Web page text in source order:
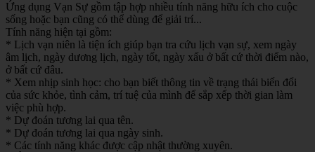
Ứng dụng Vạn Sự gồm tập hợp nhiều tính năng hữu ích cho cuộc
sống hoặc bạn cũng có thể dùng để giải trí...
Tính năng hiện tại gồm:
* Lịch vạn niên là tiện ích giúp bạn tra cứu lịch vạn sự, xem ngày
âm lịch, ngày dương lịch, ngày tốt, ngày xấu ở bất cứ thời điểm nào,
ở bất cứ đâu.
* Xem nhịp sinh học: cho bạn biết thông tin về trạng thái biến đổi
của sức khỏe, tình cảm, trí tuệ của mình để sắp xếp thời gian làm
việc phù hợp.
* Dự đoán tương lai qua tên.
* Dự đoán tương lai qua ngày sinh.
* Các tính năng khác được cập nhật thường xuyên.